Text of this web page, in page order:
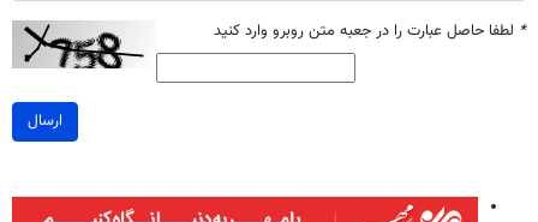
* لطفا حاصل عبارت را در جعبه متن روبرو وارد کنید
ارسال